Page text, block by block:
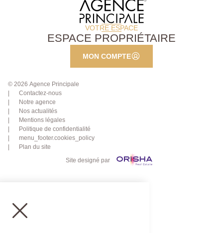
VOTRE ESPACE
ESPACE PROPRIÉTAIRE
MON COMPTE
© 2026 Agence Principale
Contactez-nous
Notre agence
Nos actualités
Mentions légales
Politique de confidentialité
menu_footer.cookies_policy
Plan du site
Site designé par